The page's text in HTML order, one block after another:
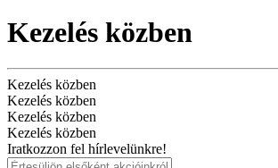
Kezelés közben
Kezelés közben
Kezelés közben
Kezelés közben
Kezelés közben
Iratkozzon fel hírlevelünkre!